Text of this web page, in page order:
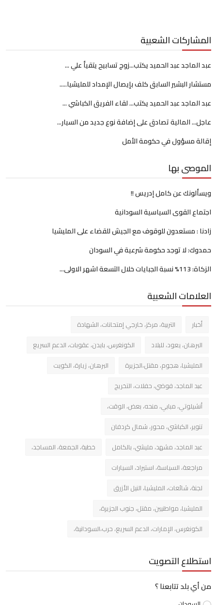
المشاركات الشعبية
عبد الماجد عبد الحميد يكتب...زوج تسابيح يتقيأ علي ...
مستشار البشير السابق كلف بإيصال الإمداد للمليشيا.....
عبد الماجد عبد الحميد يكتب... لقاء الفريق الكباشي ...
عاجل... المالية تصادق على إضافة نوع جديد من السيار...
إقالة مسؤول في حكومة الأمل
الموصى بها
ويسألونك عن كامل إدريس !!
اجتماع القوى السياسية السودانية
زادنا : مستعدون للوقوف مع الجيش للقضاء على المليشيا
حمدوك: لا توجد حكومة شرعية في السودان
الزكاة: 113% نسبة الجبايات خلال التسعة اشهر الاولى...
العلامات الشعبية
أخبار
التربية، مركز، خارجي إمتحانات، الشهادة
البرهان، يعود، للبلاد
الكونغرس، بايدن، عقوبات، الدعم السريع
المليشيا، هجوم، مقتل،الجزيرة
البرهان، زيارة، الكويت
عبد الماجد، فوضي، حفلات، التخريج
أنشيلوتي، مبابي، منحه، بعض، الوقت،
تنوير، الكباشي، محور، شمال كردفان
عبد الماجد، مشهد، مليشي، بالكامل
خطبة، الجمعة، المساجد،
مراجعة، السياسة، استيراد، السيارات
لجنة، شائعات، المليشيا، النيل الأزرق
المليشيا، مواطنيين، مقتل، جنوب الجزيرة،
الكونغرس، الإمارات، الدعم السريع، حرب،السودانية،
استطلاع التصويت
من أي بلد تتابعنا ؟